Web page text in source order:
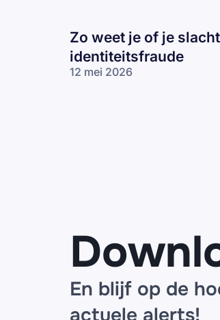
Zo weet je of je
identiteitsfraude
12 mei 2026
En blijf op de